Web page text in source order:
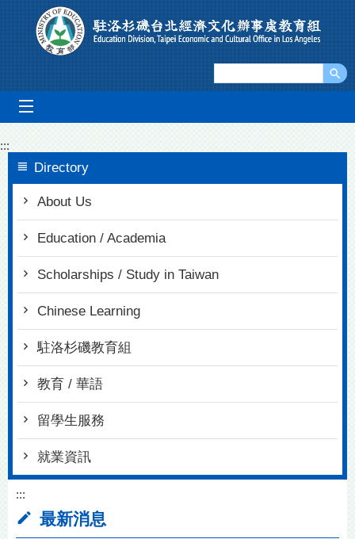
Go To Content
:::
Directory
About Us
Education / Academia
Scholarships / Study in Taiwan
Chinese Learning
駐洛杉磯教育組
教育 / 華語
留學生服務
就業資訊
:::
最新消息